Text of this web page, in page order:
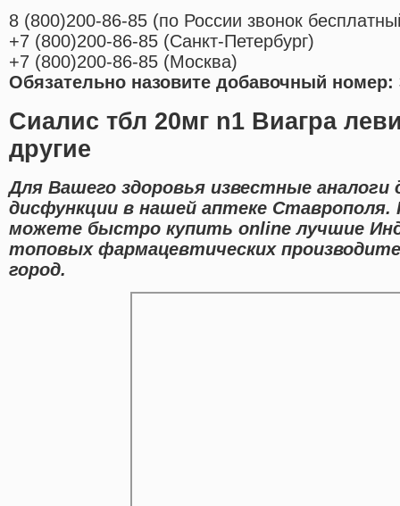
8 (800)200-86-85 (по России звонок
+7 (800)200-86-85 (Санкт-Петербург)
+7 (800)200-86-85 (Москва)
Обязательно назовите добавочный номер:
Сиалис тбл 20мг n1 Виагра
другие
Для Вашего здоровья известные аналоги
дисфункции в нашей аптеке
можете быстро купить online лучшие
топовых фармацевтических
город.